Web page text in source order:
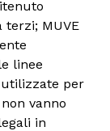
MUVE
linee
per
vanno
in